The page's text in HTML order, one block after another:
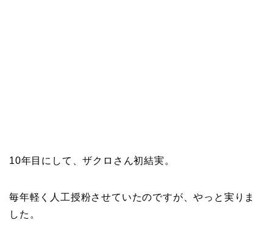
10年目にして、ザクロさん初結実。
毎年軽く人工授粉させていたのですが、やっと実りま
した。